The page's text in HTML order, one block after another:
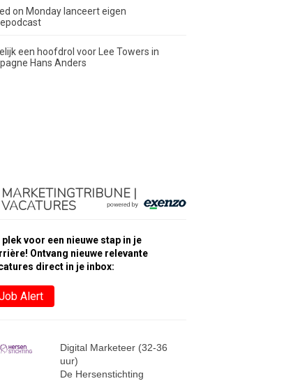
on Monday lanceert eigen
een hoofdrol voor Lee Towers in
Hans Anders
MARKETINGTRIBUNE |
VACATURES
plek voor een nieuwe stap in je
Ontvang nieuwe relevante
direct in je inbox:
Alert
Digital Marketeer (32-36
uur)
De Hersenstichting